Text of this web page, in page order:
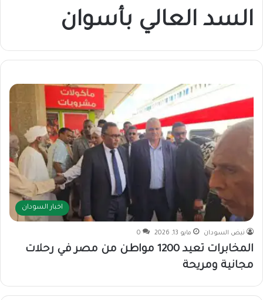
السد العالي بأسوان
اخبار السودان
نبض السودان مايو 13, 2026 0
المخابرات تعيد 1200 مواطن من مصر في رحلات
مجانية ومريحة